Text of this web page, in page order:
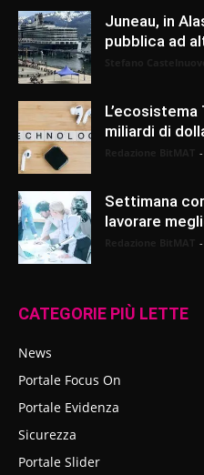
Juneau, in
pubblica ad
miliardi di
-
Settimana
lavorare
-
CATEGORIE PIÙ LETTE
News
Portale Focus On
Portale Evidenza
Sicurezza
Portale Slider